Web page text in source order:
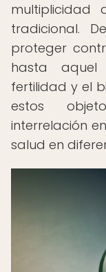
multiplicidad
tradicional.
proteger
hasta
fertilidad y el
estos
interrelación
salud en